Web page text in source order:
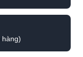
lê 2 tầng
hàng)